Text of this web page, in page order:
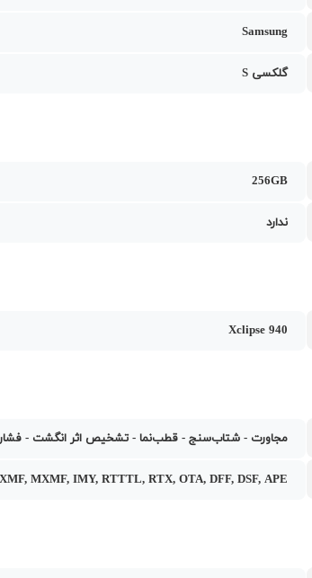
Samsung
گلکسی S
256GB
ندارد
Xclipse 940
مجاورت - شتاب‌سنج - قطب‌نما - تشخیص اثر انگشت -
MXMF, IMY, RTTTL, RTX, OTA, DFF, DSF, APE